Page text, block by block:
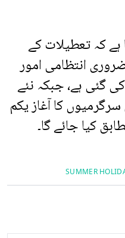
کہ تعطیلات کے
انتظامی امور
گئی ہے، جبکہ نئے
کا آغاز یکم
کیا جائے گا۔
SUMMER